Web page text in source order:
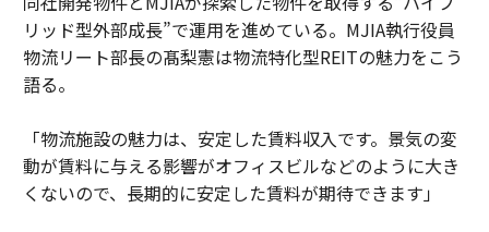
リッド型外部成長”で運用を進めている。MJIA執行役員
物流リート部長の髙梨憲は物流特化型REITの魅力をこう
語る。
「物流施設の魅力は、安定した賃料収入です。景気の変
動が賃料に与える影響がオフィスビルなどのように大き
くないので、長期的に安定した賃料が期待できます」